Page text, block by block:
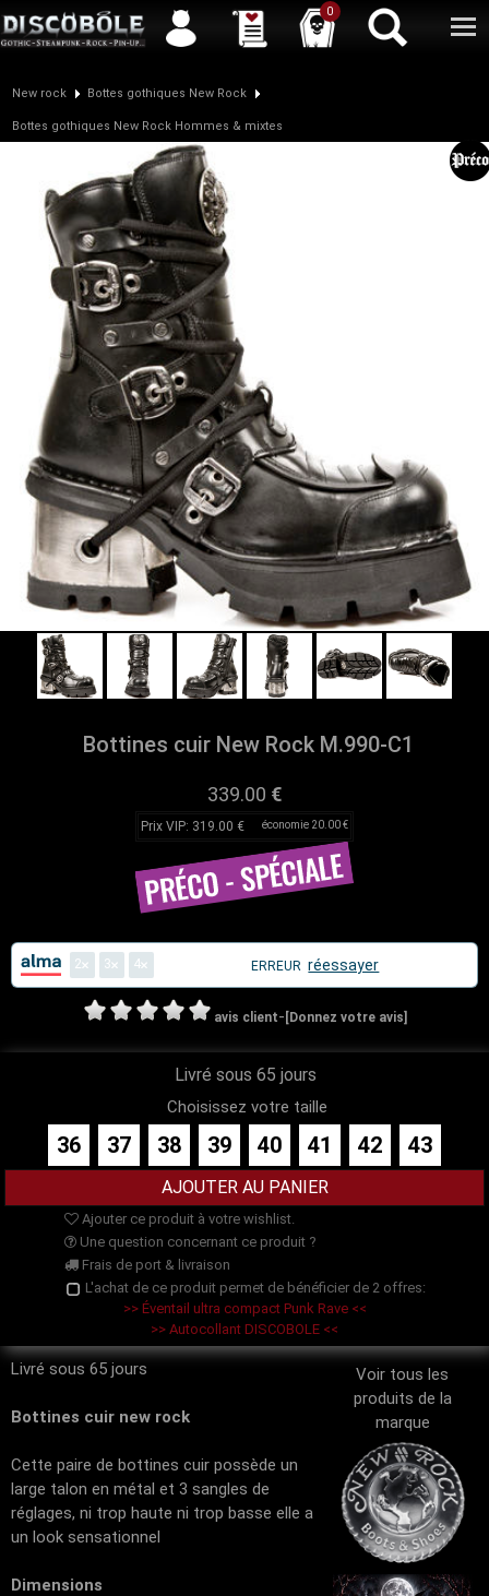
0
Service client 04 50 26 57 88 Newsletter | | Facebook
New rock Bottes gothiques New Rock
Bottes gothiques New Rock Hommes & mixtes
Bottines cuir New Rock M.990-C1
339.00 €
Prix VIP: 319.00 € économie 20.00 €
2 3 4 ERREUR réessayer
avis client- [Donnez votre avis]
Livré sous 65 jours
Choisissez votre taille
36 37 38 39 40 41 42 43
Ajouter ce produit à votre wishlist.
Une question concernant ce produit ?
Frais de port & livraison
L'achat de ce produit permet de bénéficier de 2 offres:
>> Éventail ultra compact Punk Rave <<
>> Autocollant DISCOBOLE <<
Voir tous les
produits de la
marque
Livré sous 65 jours
Bottines cuir new rock
Cette paire de bottines cuir possède un
large talon en métal et 3 sangles de
réglages, ni trop haute ni trop basse elle a
un look sensationnel
Dimensions